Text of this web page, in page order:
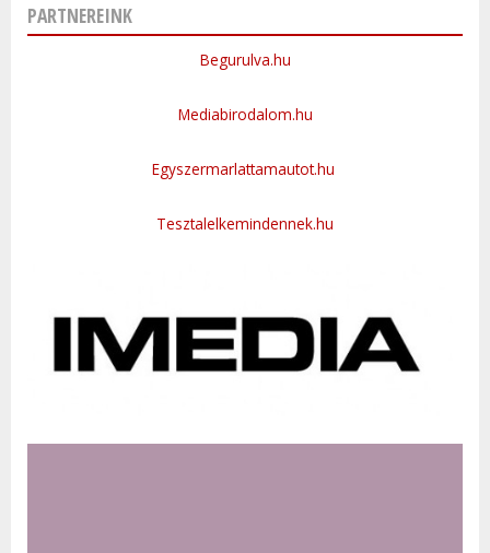
PARTNEREINK
Begurulva.hu
Mediabirodalom.hu
Egyszermarlattamautot.hu
Tesztalelkemindennek.hu